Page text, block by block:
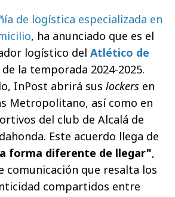
de logística especializada en
, ha anunciado que es el
logístico del Atlético de
la temporada 2024-2025.
InPost abrirá sus lockers en
Metropolitano, así como en
del club de Alcalá de
Este acuerdo llega de
forma diferente de llegar",
comunicación que resalta los
compartidos entre